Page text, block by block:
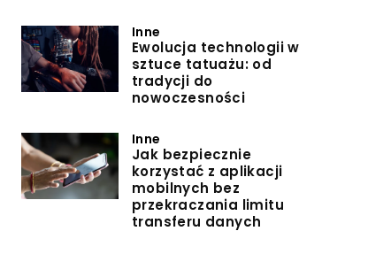
Inne
Ewolucja technologii w
sztuce tatuażu: od
tradycji do
nowoczesności
Inne
Jak bezpiecznie
korzystać z aplikacji
mobilnych bez
przekraczania limitu
transferu danych